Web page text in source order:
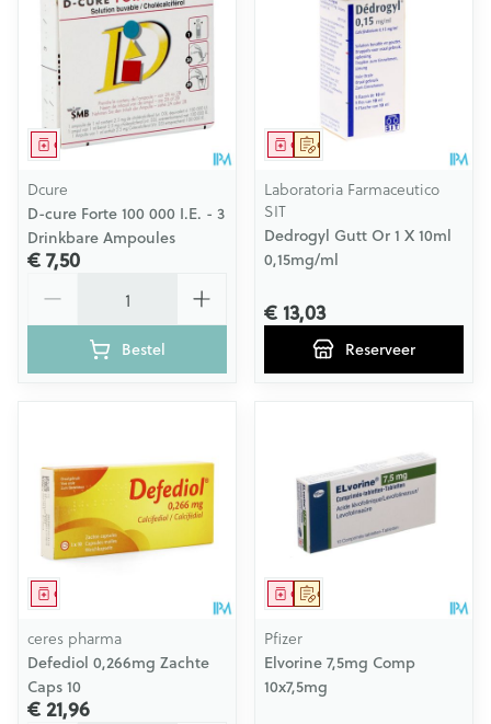
Geneesmiddel
Dcure
D-cure Forte 100 000 I.E. - 3
Drinkbare Ampoules
€ 7,50
Bestel
Op voorschrift
Geneesmiddel
Laboratoria Farmaceutico
SIT
Dedrogyl Gutt Or 1 X 10ml
0,15mg/ml
€ 13,03
Reserveer
Geneesmiddel
ceres pharma
Defediol 0,266mg Zachte
Caps 10
€ 21,96
Op voorschrift
Geneesmiddel
Pfizer
Elvorine 7,5mg Comp
10x7,5mg